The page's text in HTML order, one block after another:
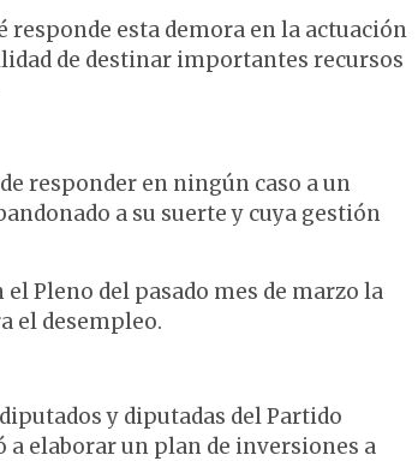
responde esta demora en la actuación
de destinar importantes recursos
responder en ningún caso a un
a su suerte y cuya gestión
Pleno del pasado mes de marzo la
el desempleo.
y diputadas del Partido
a elaborar un plan de inversiones a